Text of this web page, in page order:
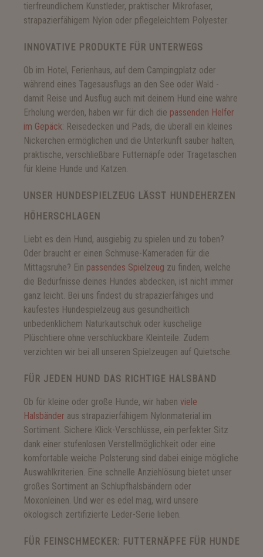
tierfreundlichem Kunstleder, praktischer Mikrofaser,
strapazierfähigem Nylon oder pflegeleichtem Polyester.
INNOVATIVE PRODUKTE FÜR UNTERWEGS
Ob im Hotel, Ferienhaus, auf dem Campingplatz oder
während eines Tagesausflugs an den See oder Wald -
damit Reise und Ausflug auch mit deinem Hund eine wahre
Erholung werden, haben wir für dich die passenden Helfer
im Gepäck: Reisedecken und Pads, die überall ein kleines
Nickerchen ermöglichen und die Unterkunft sauber halten,
praktische, verschließbare Futternäpfe oder Tragetaschen
für kleine Hunde und Katzen.
UNSER HUNDESPIELZEUG LÄSST HUNDEHERZEN
HÖHERSCHLAGEN
Liebt es dein Hund, ausgiebig zu spielen und zu toben?
Oder braucht er einen Schmuse-Kameraden für die
Mittagsruhe? Ein passendes Spielzeug zu finden, welche
die Bedürfnisse deines Hundes abdecken, ist nicht immer
ganz leicht. Bei uns findest du strapazierfähiges und
kaufestes Hundespielzeug aus gesundheitlich
unbedenklichem Naturkautschuk oder kuschelige
Plüschtiere ohne verschluckbare Kleinteile. Zudem
verzichten wir bei all unseren Spielzeugen auf Quietsche.
FÜR JEDEN HUND DAS RICHTIGE HALSBAND
Ob für kleine oder große Hunde, wir haben viele
Halsbänder aus strapazierfähigem Nylonmaterial im
Sortiment. Sichere Klick-Verschlüsse, ein perfekter Sitz
dank einer stufenlosen Verstellmöglichkeit oder eine
komfortable weiche Polsterung sind dabei einige mögliche
Auswahlkriterien. Eine schnelle Anziehlösung bietet unser
großes Sortiment an Schlupfhalsbändern oder
Moxonleinen. Und wer es edel mag, wird unsere
ökologisch zertifizierte Leder-Serie lieben.
FÜR FEINSCHMECKER: FUTTERNÄPFE FÜR HUNDE